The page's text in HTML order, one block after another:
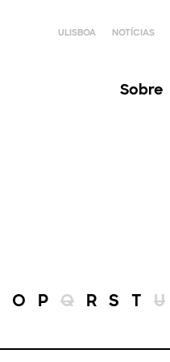
ULISBOA NOTÍCIAS
Sobre
O P Q R S T U